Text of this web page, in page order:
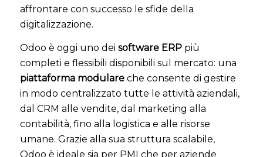
affrontare con successo le sfide della
digitalizzazione.
Odoo è oggi uno dei software ERPpiù
completi e flessibili disponibili sul mercato: una
piattaforma modulareche consente di gestire
in modo centralizzato tutte le attività aziendali,
dal CRM alle vendite, dal marketing alla
contabilità, fino alla logistica e alle risorse
umane. Grazie alla sua struttura scalabile,
Odoo è ideale sia per PMI che per aziende